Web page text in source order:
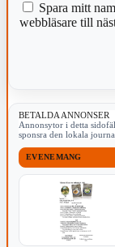
Spara mitt
webbläsare till
BETALDA ANNONSER
Annonsytor i detta
sponsra den lokala
EVENEMANG